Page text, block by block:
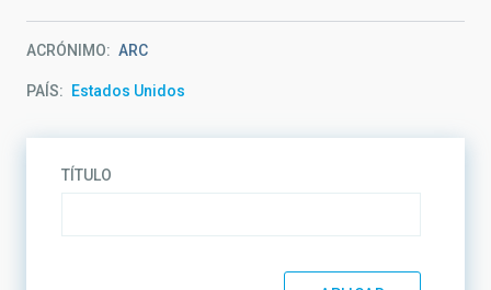
navegación
ACRÓNIMO ARC
PAÍS Estados Unidos
TÍTULO